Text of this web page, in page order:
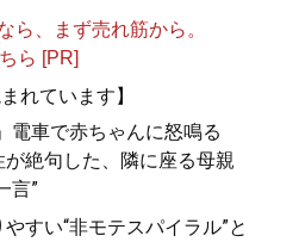
ら、まず売れ筋から。
ら [PR]
れています】
車で赤ちゃんに怒鳴る
絶句した、隣に座る母親
言”
すい“非モテスパイラル”と